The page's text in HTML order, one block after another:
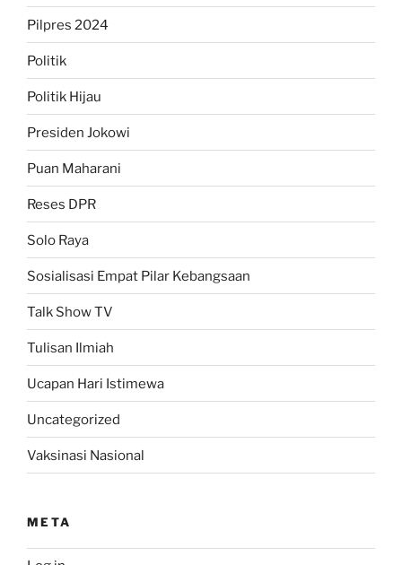
Pilpres 2024
Politik
Politik Hijau
Presiden Jokowi
Puan Maharani
Reses DPR
Solo Raya
Sosialisasi Empat Pilar Kebangsaan
Talk Show TV
Tulisan Ilmiah
Ucapan Hari Istimewa
Uncategorized
Vaksinasi Nasional
META